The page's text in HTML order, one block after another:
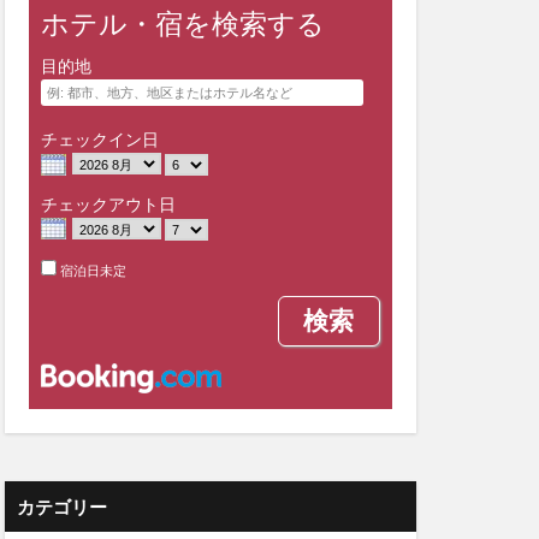
ホテル・宿を検索する
目的地
チェックイン日
チェックアウト日
宿泊日未定
カテゴリー